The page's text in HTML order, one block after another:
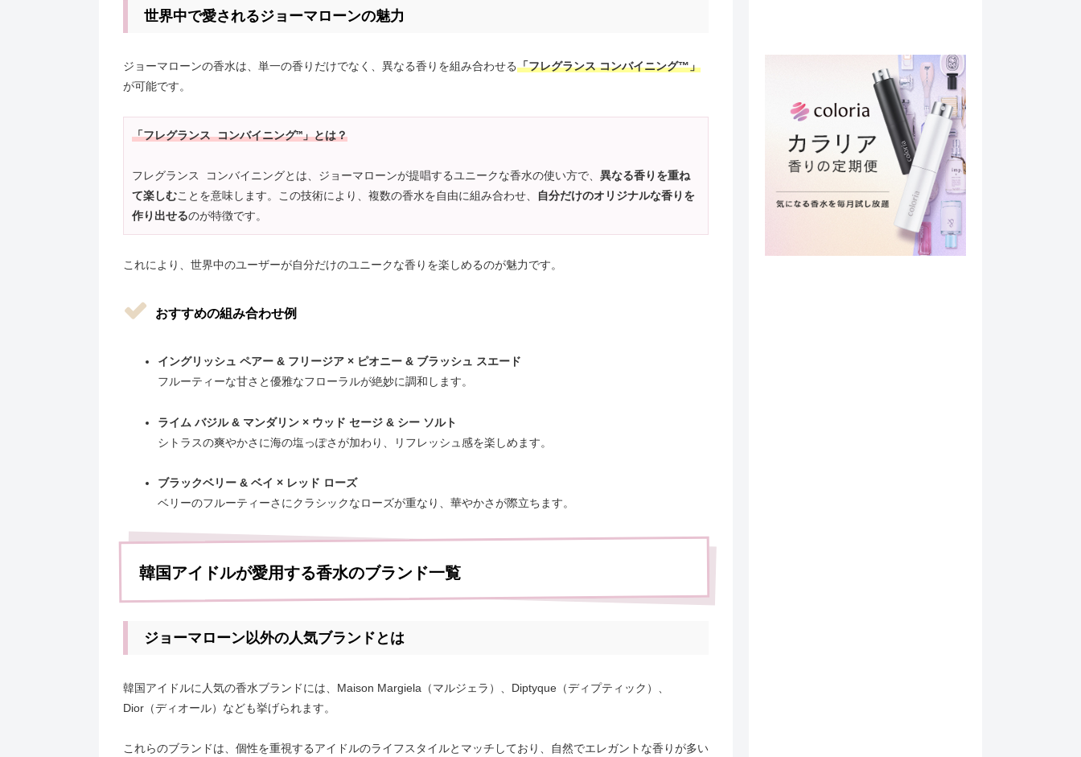
世界中で愛されるジョーマローンの魅力
ジョーマローンの香水は、単一の香りだけでなく、異なる香りを組み合わせる「フレグランス コンバイニング™」
が可能です。
「フレグランス コンバイニング™」とは？
フレグランス コンバイニングとは、ジョーマローンが提唱するユニークな香水の使い方で、 異なる香りを重ね
て楽しむことを意味します。この技術により、複数の香水を自由に組み合わせ、
自分だけのオリジナルな香りを
作り出せるのが特徴です。
これにより、世界中のユーザーが自分だけのユニークな香りを楽しめるのが魅力です。
おすすめの組み合わせ例
イングリッシュ ペアー & フリージア × ピオニー & ブラッシュ スエード
フルーティーな甘さと優雅なフローラルが絶妙に調和します。
ライム バジル & マンダリン × ウッド セージ & シー ソルト
シトラスの爽やかさに海の塩っぽさが加わり、リフレッシュ感を楽しめます。
ブラックベリー & ベイ × レッド ローズ
ベリーのフルーティーさにクラシックなローズが重なり、華やかさが際立ちます。
韓国アイドルが愛用する香水のブランド一覧
ジョーマローン以外の人気ブランドとは
韓国アイドルに人気の香水ブランドには、Maison Margiela（マルジェラ）、Diptyque（ディプティック）、
Dior（ディオール）なども挙げられます。
これらのブランドは、個性を重視するアイドルのライフスタイルとマッチしており、自然でエレガントな香りが多い